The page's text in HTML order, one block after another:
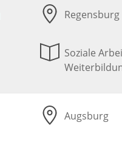
Regensburg
Soziale
Augsburg